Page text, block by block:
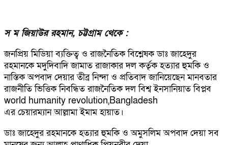
স ম জিয়াউর রহমান, চট্টগ্রাম থেকে :
জনপ্রিয় মিডিয়া ব্যক্তিত্ব ও রাজনৈতিক বিশ্লেষক ডাঃ জাহেদুর
রহমানকে মদুদিবাদি জামাত রাজাকার দল কর্তৃক হত্যার হুমকি ও
নাস্তিক অপবাদ দেয়ার তীব্র নিন্দা ও প্রতিবাদ জানিয়েছেন মানবতার
রাজনীতি ভিত্তিক নিবন্ধিত রাজনৈতিক দল বিশ্ব ইনসানিয়াত বিপ্লব
world humanity revolution,Bangladesh
এর চেয়ারম্যান আল্লামা ইমাম হায়াত।
ডাঃ জাহেদুর রহমানকে হত্যার হুমকি ও অমুসলিম অপবাদ দেয়া সব